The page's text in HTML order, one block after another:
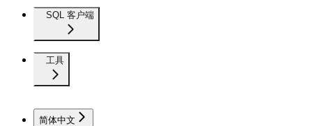
SQL 客户端
工具
简体中文